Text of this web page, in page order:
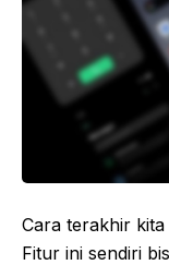
Cara terakhir
Fitur ini sendiri